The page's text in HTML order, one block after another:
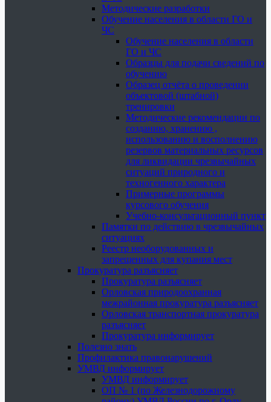
Методические разработки
Обучение населения в области ГО и
ЧС
Обучение населения в области
ГО и ЧС
Образцы для подачи сведений по
обучению
Образец отчёта о проведении
объектовой (штабной)
тренировки
Методические рекомендации по
созданию, хранению ,
использованию и восполнению
резервов материальных ресурсов
для ликвидации чрезвычайных
ситуаций природного и
техногенного характера
Примерные программы
курсового обучения
Учебно-консультационный пункт
Памятки по действию в чрезвычайных
ситуациях
Реестр необорудованных и
запрещенных для купания мест
Прокуратура разъясняет
Прокуратура разъясняет
Орловская природоохранная
межрайонная прокуратура разъясняет
Орловская транспортная прокуратура
разъясняет
Прокуратура информирует
Полезно знать
Профилактика правонарушений
УМВД информирует
УМВД информирует
ОП № 1 (по Железнодорожному